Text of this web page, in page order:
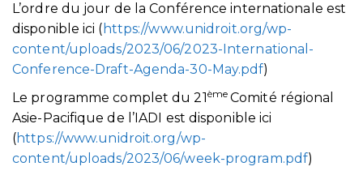
L’ordre du jour de la Conférence internationale est
disponible ici ( https://www.unidroit.org/wp-
content/uploads/2023/06/2023-International-
Conference-Draft-Agenda-30-May.pdf)
Le programme complet du 21ème Comité régional
Asie-Pacifique de l’IADI est disponible ici
(https://www.unidroit.org/wp-
content/uploads/2023/06/week-program.pdf)